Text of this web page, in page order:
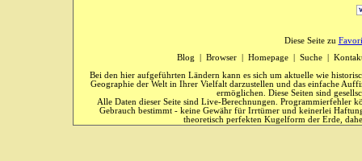
Diese Seite zu
Blog
Browser| Homepage| Suche|
Bei den hier aufgeführten Ländern kann es sich um aktuelle wie
Geographie der Welt in Ihrer Vielfalt darzustellen und das einfache
ermöglichen. Diese Seiten sind
Alle Daten dieser Seite sind Live-Berechnungen. Programmierfehler
Gebrauch bestimmt - keine Gewähr für Irrtümer und keinerlei
theoretisch perfekten Kugelform der Erde,